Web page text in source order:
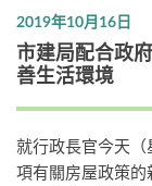
2019年10月16日
市建局配合政
善生活環境
就行政長官今天
項有關房屋政策